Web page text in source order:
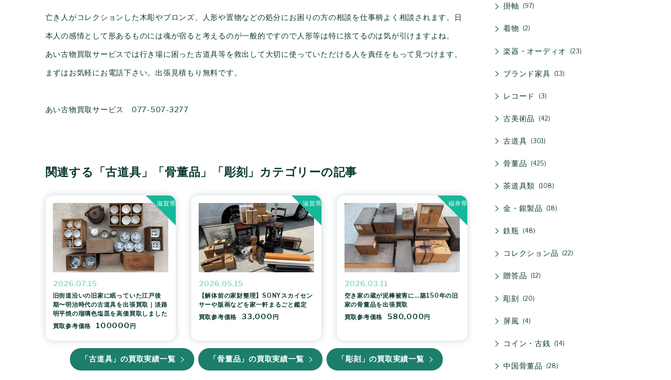
亡き人がコレクションした木彫やブロンズ、人形や置物などの処分にお困りの方の相談を仕事柄よく相談されます。日
本人の感情として形あるものには魂が宿ると考えるのが一般的ですので人形等は特に捨てるのは気が引けますよね。
あい古物買取サービスでは行き場に困った古道具等を救出して大切に使っていただける人を責任をもって見つけます。
まずはお気軽にお電話下さい。出張見積もり無料です。
あい古物買取サービス 077-507-3277
関連する「古道具」「骨董品」「彫刻」カテゴリーの記事
2026.07.15
旧街道沿いの旧家に眠っていた江戸後
期〜明治時代の古道具を出張買取｜淡路
明平焼の瑠璃色塩皿を高価買取しました
買取参考価格
100000 円
滋賀県
2026.05.15
【解体前の家財整理】SONYスカイセン
サーや版画などを家一軒まるごと鑑定
買取参考価格
33,000 円
滋賀県
2026.03.11
空き家の蔵が泥棒被害に…築150年の旧
家の骨董品を出張買取
買取参考価格
580,000円
福井県
「古道具」の買取実績一覧 「骨董品」の買取実績一覧 「彫刻」の買取実績一覧
掛軸 97
着物 2
楽器・オーディオ 23
ブランド家具 13
レコード 3
古美術品 42
古道具 301
骨董品 425
茶道具類 108
金・銀製品 18
鉄瓶 48
コレクション品 22
贈答品 12
彫刻 20
屏風 4
コイン・古銭 14
中国骨董品 28